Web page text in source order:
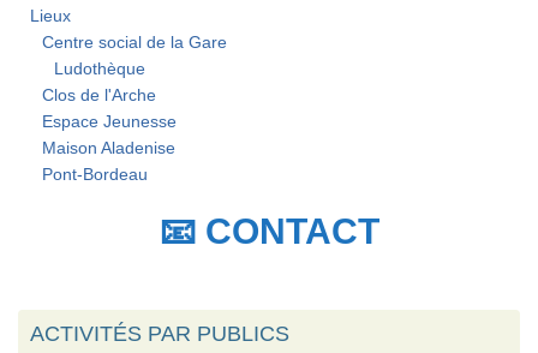
Lieux
Centre social de la Gare
Ludothèque
Clos de l'Arche
Espace Jeunesse
Maison Aladenise
Pont-Bordeau
📧 CONTACT
ACTIVITÉS PAR PUBLICS